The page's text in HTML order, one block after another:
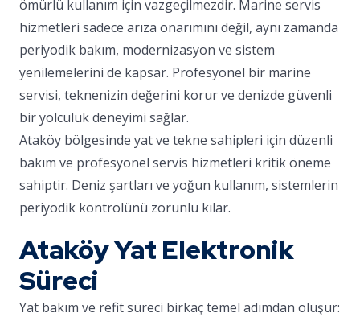
ömürlü kullanım için vazgeçilmezdir. Marine servis
hizmetleri sadece arıza onarımını değil, aynı zamanda
periyodik bakım, modernizasyon ve sistem
yenilemelerini de kapsar. Profesyonel bir marine
servisi, teknenizin değerini korur ve denizde güvenli
bir yolculuk deneyimi sağlar.
Ataköy bölgesinde yat ve tekne sahipleri için düzenli
bakım ve profesyonel servis hizmetleri kritik öneme
sahiptir. Deniz şartları ve yoğun kullanım, sistemlerin
periyodik kontrolünü zorunlu kılar.
Ataköy Yat Elektronik
Süreci
Yat bakım ve refit süreci birkaç temel adımdan oluşur: